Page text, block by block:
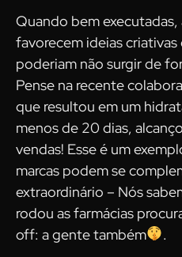
Quando bem
favorecem ideias
poderiam não surgir de
Pense na recente
que resultou em um
menos de 20 dias,
vendas! Esse é um
marcas podem se
extraordinário – Nós
rodou as farmácias
off: a gente também
.